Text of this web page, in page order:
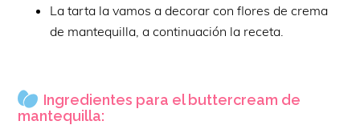
La tarta la vamos a decorar con flores de crema
de mantequilla, a continuación la receta.
Ingredientes para el buttercream de
mantequilla: